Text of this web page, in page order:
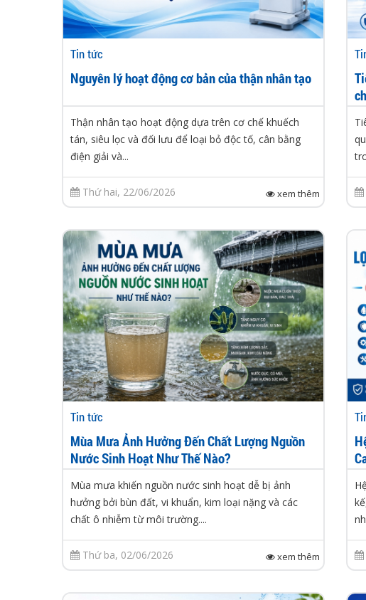
Tin tức
Nguyên lý hoạt động cơ bản của thận nhân tạo
Thận nhân tạo hoạt động dựa trên cơ chế khuếch
tán, siêu lọc và đối lưu để loại bỏ độc tố, cân bằng
điện giải và...
Thứ hai, 22/06/2026 xem thêm
Tin tức
Mùa Mưa Ảnh Hưởng Đến Chất Lượng Nguồn
Nước Sinh Hoạt Như Thế Nào?
Mùa mưa khiến nguồn nước sinh hoạt dễ bị ảnh
hưởng bởi bùn đất, vi khuẩn, kim loại nặng và các
chất ô nhiễm từ môi trường....
Thứ ba, 02/06/2026 xem thêm